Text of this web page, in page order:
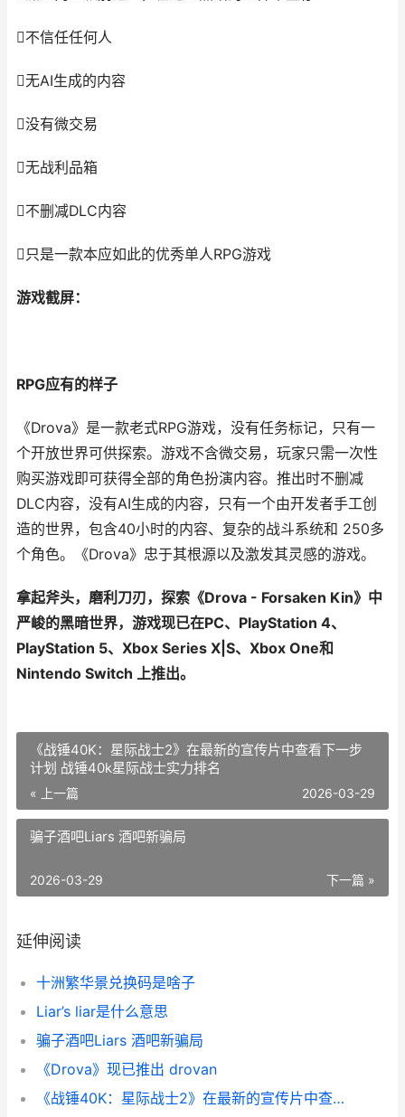
不信任任何人
无AI生成的内容
没有微交易
无战利品箱
不删减DLC内容
只是一款本应如此的优秀单人RPG游戏
游戏截屏：
RPG应有的样子
《Drova》是一款老式RPG游戏，没有任务标记，只有一
个开放世界可供探索。游戏不含微交易，玩家只需一次性
购买游戏即可获得全部的角色扮演内容。推出时不删减
DLC内容，没有AI生成的内容，只有一个由开发者手工创
造的世界，包含40小时的内容、复杂的战斗系统和 250多
个角色。《Drova》忠于其根源以及激发其灵感的游戏。
拿起斧头，磨利刀刃，探索《Drova - Forsaken Kin》中
严峻的黑暗世界，游戏现已在PC、PlayStation 4、
PlayStation 5、Xbox Series X|S、Xbox One和
Nintendo Switch 上推出。
《战锤40K：星际战士2》在最新的宣传片中查看下一步
计划 战锤40k星际战士实力排名
« 上一篇 2026-03-29
骗子酒吧Liars 酒吧新骗局
下一篇 »
2026-03-29
延伸阅读
十洲繁华景兑换码是啥子
Liar’s liar是什么意思
骗子酒吧Liars 酒吧新骗局
《Drova》现已推出 drovan
《战锤40K：星际战士2》在最新的宣传片中查看下一步计划 战锤40k星际战士实力排名